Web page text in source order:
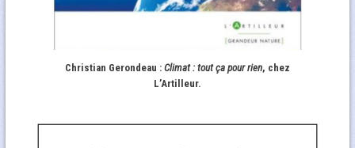
Christian Gerondeau : Climat : tout ça pour rien, chez
L’Artilleur.